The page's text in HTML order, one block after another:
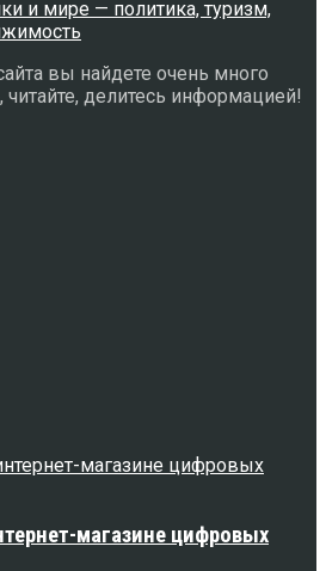
вы найдете очень много
читайте, делитесь информацией!
магазине цифровых